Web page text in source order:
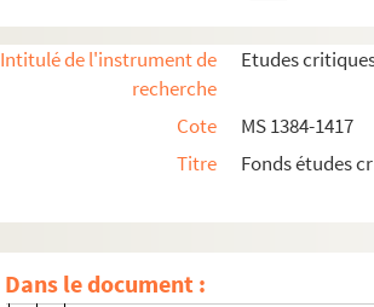
Intitulé de l'instrument de
recherche
Etudes
Cote
MS 1384-1417
Titre
Fonds études
Dans le document :
M. de Feuquières et les ministre de Metz
Le culte protestant à Saint-Thomas du
Articles critiques
Bulletins de la Révolution et de
A. Chuquet, Etudes et portraits, 3
K. Fritzsche, Das Individuum in der